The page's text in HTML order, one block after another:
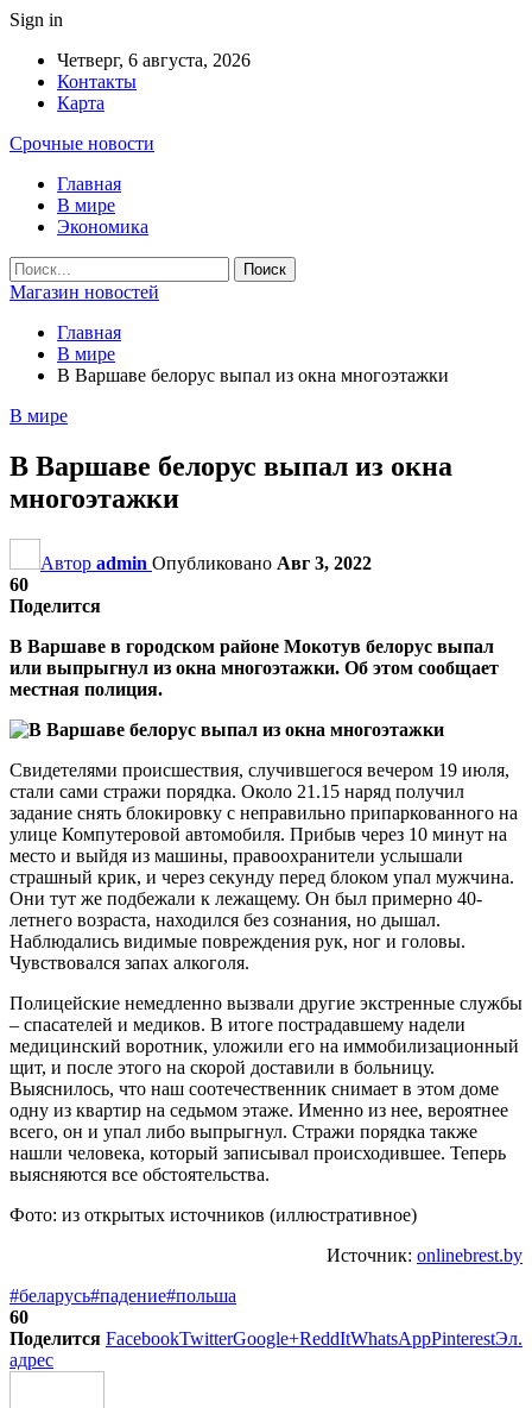
Sign in
Четверг, 6 августа, 2026
Контакты
Карта
Срочные новости
Главная
В мире
Экономика
Магазин новостей
Главная
В мире
В Варшаве белорус выпал из окна многоэтажки
В мире
В Варшаве белорус выпал из окна
многоэтажки
Автор admin Опубликовано Авг 3, 2022
60
Поделится
В Варшаве в городском районе Мокотув белорус выпал
или выпрыгнул из окна многоэтажки. Об этом сообщает
местная полиция.
Свидетелями происшествия, случившегося вечером 19 июля,
стали сами стражи порядка. Около 21.15 наряд получил
задание снять блокировку с неправильно припаркованного на
улице Компутеровой автомобиля. Прибыв через 10 минут на
место и выйдя из машины, правоохранители услышали
страшный крик, и через секунду перед блоком упал мужчина.
Они тут же подбежали к лежащему. Он был примерно 40-
летнего возраста, находился без сознания, но дышал.
Наблюдались видимые повреждения рук, ног и головы.
Чувствовался запах алкоголя.
Полицейские немедленно вызвали другие экстренные службы
– спасателей и медиков. В итоге пострадавшему надели
медицинский воротник, уложили его на иммобилизационный
щит, и после этого на скорой доставили в больницу.
Выяснилось, что наш соотечественник снимает в этом доме
одну из квартир на седьмом этаже. Именно из нее, вероятнее
всего, он и упал либо выпрыгнул. Стражи порядка также
нашли человека, который записывал происходившее. Теперь
выясняются все обстоятельства.
Фото: из открытых источников (иллюстративное)
Источник: onlinebrest.by
#беларусь#падение#польша
60
Поделится FacebookTwitterGoogle+ReddItWhatsAppPinterestЭл.
адрес